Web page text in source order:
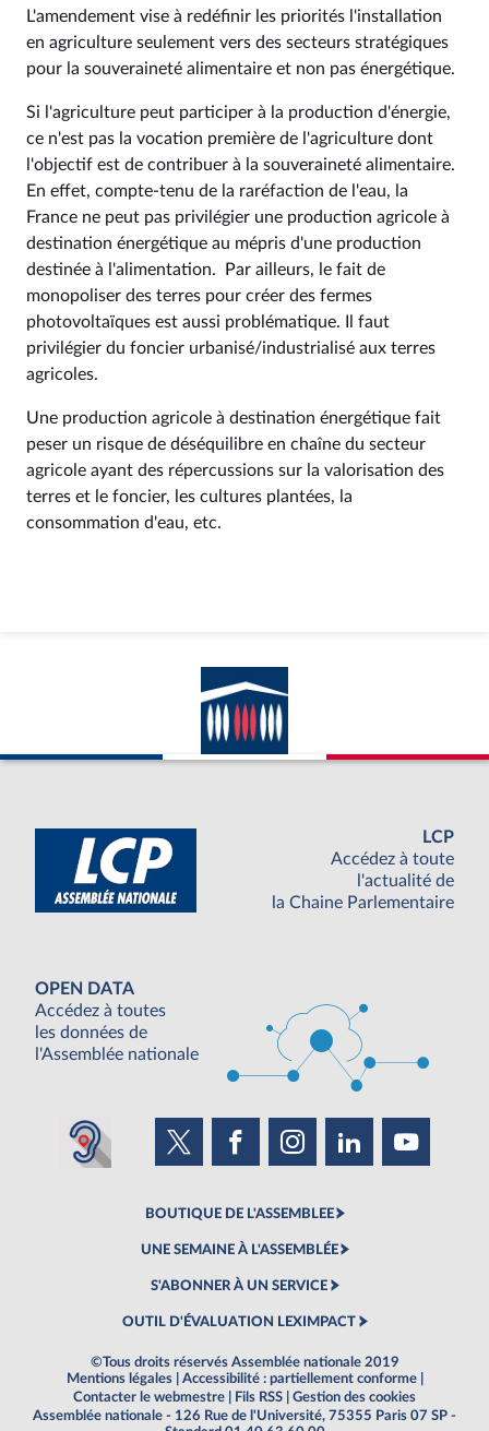
L'amendement vise à redéfinir les priorités l'installation
en agriculture seulement vers des secteurs stratégiques
pour la souveraineté alimentaire et non pas énergétique.
Si l'agriculture peut participer à la production d'énergie,
ce n'est pas la vocation première de l'agriculture dont
l'objectif est de contribuer à la souveraineté alimentaire.
En effet, compte-tenu de la raréfaction de l'eau, la
France ne peut pas privilégier une production agricole à
destination énergétique au mépris d'une production
destinée à l'alimentation. Par ailleurs, le fait de
monopoliser des terres pour créer des fermes
photovoltaïques est aussi problématique. Il faut
privilégier du foncier urbanisé/industrialisé aux terres
agricoles.
Une production agricole à destination énergétique fait
peser un risque de déséquilibre en chaîne du secteur
agricole ayant des répercussions sur la valorisation des
terres et le foncier, les cultures plantées, la
consommation d'eau, etc.
LCP
Accédez à toute
l'actualité de
la Chaine Parlementaire
OPEN DATA
Accédez à toutes
les données de
l'Assemblée nationale
BOUTIQUE DE L'ASSEMBLEE
UNE SEMAINE À L'ASSEMBLÉE
S'ABONNER À UN SERVICE
OUTIL D'ÉVALUATION LEXIMPACT
©Tous droits réservés Assemblée nationale 2019
Mentions légales
Accessibilité : partiellement conforme
Contacter le webmestre
Fils RSS
Gestion des cookies
Assemblée nationale - 126 Rue de l'Université, 75355 Paris 07 SP -